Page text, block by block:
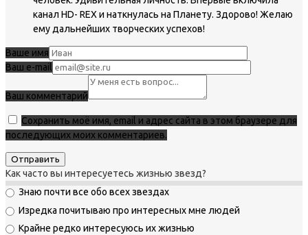
канал HD- REX и наткнулась на Планету. Здорово! Желаю
ему дальнейших творческих успехов!
Ваше имя
Ваш e-mail
Ваш комментарий
Сохранить моё имя, email и адрес сайта в этом браузере для
последующих моих комментариев.
Как часто вы интересуетесь жизнью звезд?
Знаю почти все обо всех звездах
Изредка почитываю про интересных мне людей
Крайне редко интересуюсь их жизнью